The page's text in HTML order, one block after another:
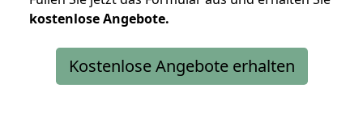
kostenloseAngebote.
Kostenlose Angebote erhalten